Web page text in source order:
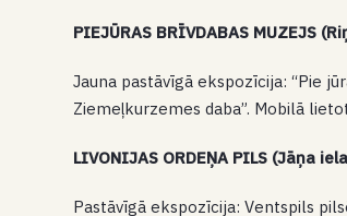
PIEJŪRAS BRĪVDABAS MUZEJS
Jauna pastāvīgā ekspozīcija: “Pie
Ziemeļkurzemes daba”. Mobilā
LIVONIJAS ORDEŅA PILS (Jāņa
Pastāvīgā ekspozīcija: Ventspils